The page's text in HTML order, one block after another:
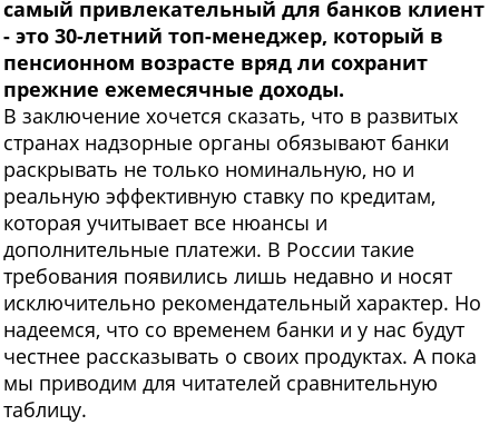
самый привлекательный для банков клиент
- это 30-летний топ-менеджер, который в
пенсионном возрасте вряд ли сохранит
прежние ежемесячные доходы.
В заключение хочется сказать, что в развитых
странах надзорные органы обязывают банки
раскрывать не только номинальную, но и
реальную эффективную ставку по кредитам,
которая учитывает все нюансы и
дополнительные платежи. В России такие
требования появились лишь недавно и носят
исключительно рекомендательный характер. Но
надеемся, что со временем банки и у нас будут
честнее рассказывать о своих продуктах. А пока
мы приводим для читателей сравнительную
таблицу.